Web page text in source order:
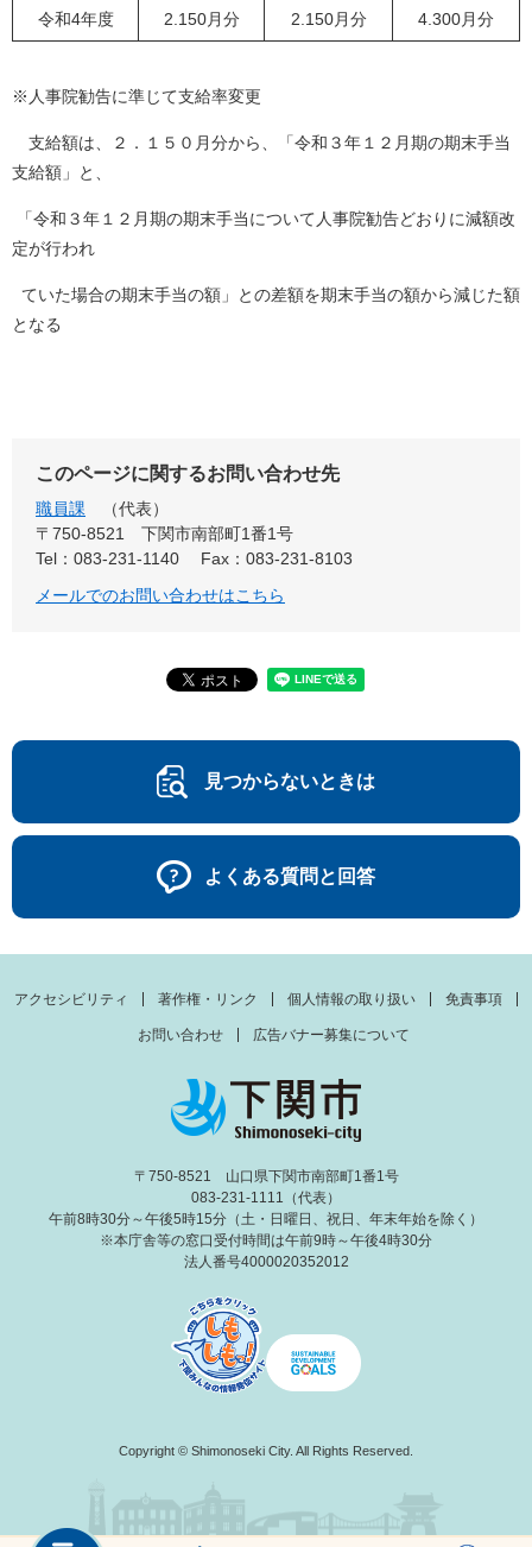
令和4年度 2.150月分 2.150月分 4.300月分
※人事院勧告に準じて支給率変更
支給額は、２．１５０月分から、「令和３年１２月期の期末手当
支給額」と、
「令和３年１２月期の期末手当について人事院勧告どおりに減額改
定が行われ
ていた場合の期末手当の額」との差額を期末手当の額から減じた額
となる
このページに関するお問い合わせ先
職員課
代表
〒750-8521
下関市南部町1番1号
Tel：083-231-1140
Fax：083-231-8103
メールでのお問い合わせはこちら
見つからないときは
よくある質問と回答
アクセシビリティ 著作権・リンク 個人情報の取り扱い 免責事項
お問い合わせ 広告バナー募集について
〒750-8521 山口県下関市南部町1番1号
083-231-1111（代表）
午前8時30分～午後5時15分（土・日曜日、祝日、年末年始を除く）
※本庁舎等の窓口受付時間は午前9時～午後4時30分
法人番号4000020352012
Copyright © Shimonoseki City. All Rights Reserved.